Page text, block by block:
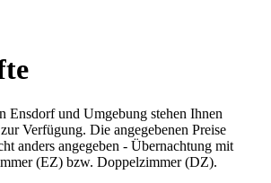
Ensdorf und Umgebung stehen Ihnen
Verfügung. Die angegebenen Preise
anders angegeben - Übernachtung mit
(EZ) bzw. Doppelzimmer (DZ).